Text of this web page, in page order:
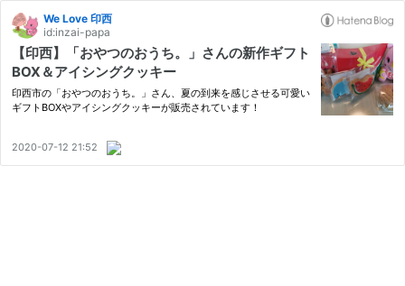
We Love 印西
id:inzai-papa
【印西】「おやつのおうち。」さんの新作ギフト
BOX＆アイシングクッキー
印西市の「おやつのおうち。」さん、夏の到来を感じさせる可愛い
ギフトBOXやアイシングクッキーが販売されています！
2020-07-12 21:52